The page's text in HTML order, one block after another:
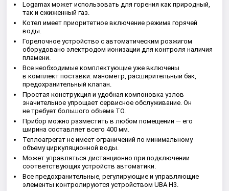
Logamax может использовать для горения как природный,
так и сжиженный газ.
Котел имеет приоритетное включение режима горячей
воды.
Горелочное устройство с автоматическим розжигом
оборудовано электродом ионизации для контроля наличия
пламени.
Все необходимые комплектующие уже включены
в комплект поставки: манометр, расширительный бак,
предохранительный клапан.
Простая конструкция и удобная компоновка узлов
значительное упрощает сервисное обслуживание. Он
не требует большого объема ТО.
Прибор можно разместить в любом помещении — его
ширина составляет всего 400 мм.
Теплоагрегат не имеет ограничений по минимальному
объему циркуляционной воды.
Может управляться дистанционно при подключении
соответствующих устройств автоматики.
Все предохранительные, регулирующие и управляющие
элементы контролируются устройством UBA H3.